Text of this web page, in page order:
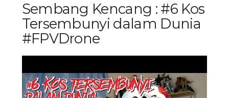
Sembang Kencang : #6 Kos
Tersembunyi dalam Dunia
#FPVDrone